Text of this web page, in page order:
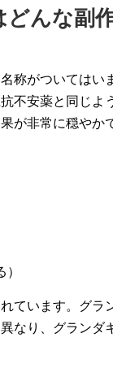
どんな副
称がついてはい
不安薬と同じよ
が非常に穏やか
ています。グラ
なり、グランダ